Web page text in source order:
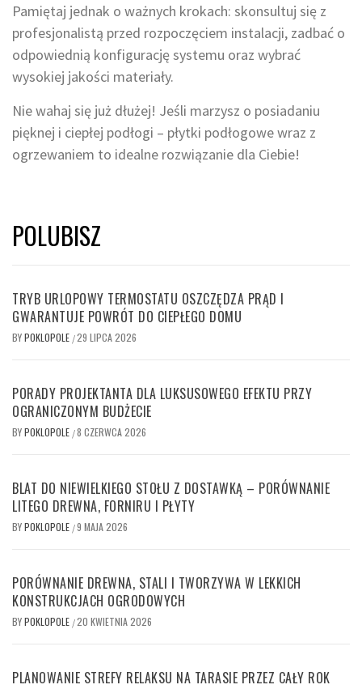
Pamiętaj jednak o ważnych krokach: skonsultuj się z
profesjonalistą przed rozpoczęciem instalacji, zadbać o
odpowiednią konfigurację systemu oraz wybrać
wysokiej jakości materiały.
Nie wahaj się już dłużej! Jeśli marzysz o posiadaniu
pięknej i ciepłej podłogi – płytki podłogowe wraz z
ogrzewaniem to idealne rozwiązanie dla Ciebie!
POLUBISZ
TRYB URLOPOWY TERMOSTATU OSZCZĘDZA PRĄD I
GWARANTUJE POWRÓT DO CIEPŁEGO DOMU
BYPOKLOPOLE /29 LIPCA 2026
PORADY PROJEKTANTA DLA LUKSUSOWEGO EFEKTU PRZY
OGRANICZONYM BUDŻECIE
BYPOKLOPOLE /8 CZERWCA 2026
BLAT DO NIEWIELKIEGO STOŁU Z DOSTAWKĄ – PORÓWNANIE
LITEGO DREWNA, FORNIRU I PŁYTY
BYPOKLOPOLE /9 MAJA 2026
PORÓWNANIE DREWNA, STALI I TWORZYWA W LEKKICH
KONSTRUKCJACH OGRODOWYCH
BYPOKLOPOLE /20 KWIETNIA 2026
PLANOWANIE STREFY RELAKSU NA TARASIE PRZEZ CAŁY ROK